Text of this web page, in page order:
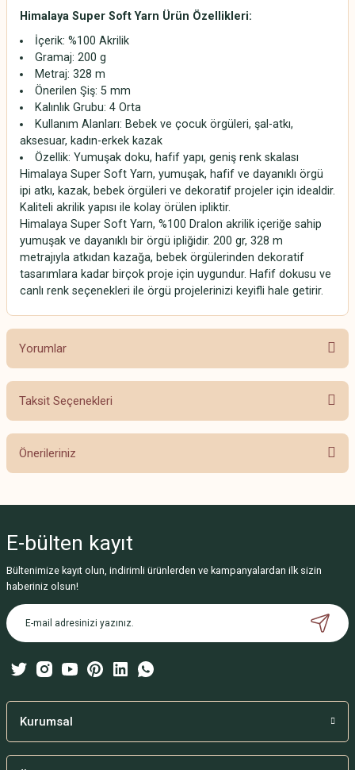
Himalaya Super Soft Yarn Ürün Özellikleri:
İçerik: %100 Akrilik
Gramaj: 200 g
Metraj: 328 m
Önerilen Şiş: 5 mm
Kalınlık Grubu: 4 Orta
Kullanım Alanları: Bebek ve çocuk örgüleri, şal-atkı,
aksesuar, kadın-erkek kazak
Özellik: Yumuşak doku, hafif yapı, geniş renk skalası
Himalaya Super Soft Yarn, yumuşak, hafif ve dayanıklı örgü
ipi atkı, kazak, bebek örgüleri ve dekoratif projeler için idealdir.
Kaliteli akrilik yapısı ile kolay örülen ipliktir.
Himalaya Super Soft Yarn, %100 Dralon akrilik içeriğe sahip
yumuşak ve dayanıklı bir örgü ipliğidir. 200 gr, 328 m
metrajıyla atkıdan kazağa, bebek örgülerinden dekoratif
tasarımlara kadar birçok proje için uygundur. Hafif dokusu ve
canlı renk seçenekleri ile örgü projelerinizi keyifli hale getirir.
Yorumlar
Taksit Seçenekleri
Önerileriniz
Görüş ve önerileriniz için teşekkür ederiz.
Ürün resmi kalitesiz, bozuk veya görüntülenemiyor.
Ürün açıklamasında eksik bilgiler bulunuyor.
Ürün bilgilerinde hatalar bulunuyor.
Bu ürüne benzer farklı alternatifler olmalı.
E-bülten kayıt
Bültenimize kayıt olun, indirimli ürünlerden ve kampanyalardan ilk sizin
haberiniz olsun!
Kurumsal